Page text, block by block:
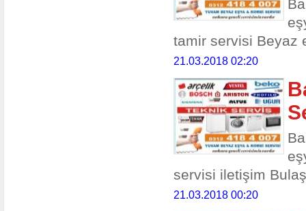
tamir servisi Beyaz
21.03.2018 02:20
servisi iletişim
21.03.2018 00:20